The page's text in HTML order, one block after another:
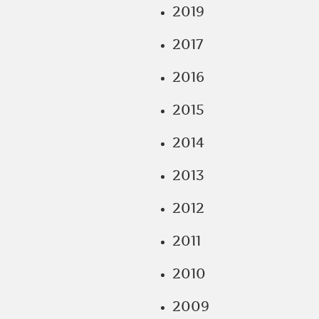
2019
2017
2016
2015
2014
2013
2012
2011
2010
2009